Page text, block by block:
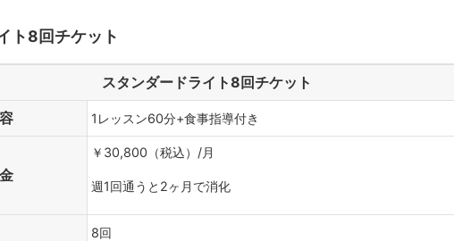
ト8回チケット
スタンダードライト8回チケット
1レッスン60分+食事指導付き
￥30,800（税込）/月
週1回通うと2ヶ月で消化
8回